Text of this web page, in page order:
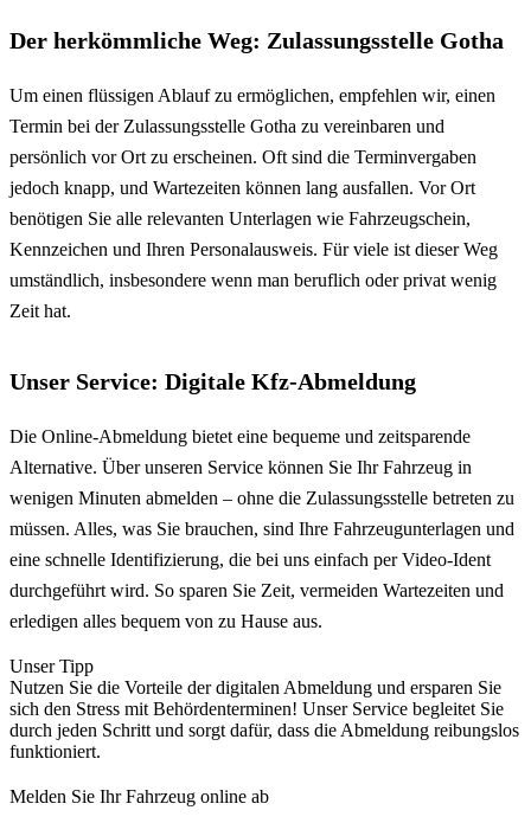
Der herkömmliche Weg: Zulassungsstelle Gotha
Um einen flüssigen Ablauf zu ermöglichen, empfehlen wir, einen
Termin bei der Zulassungsstelle Gotha zu vereinbaren und
persönlich vor Ort zu erscheinen. Oft sind die Terminvergaben
jedoch knapp, und Wartezeiten können lang ausfallen. Vor Ort
benötigen Sie alle relevanten Unterlagen wie Fahrzeugschein,
Kennzeichen und Ihren Personalausweis. Für viele ist dieser Weg
umständlich, insbesondere wenn man beruflich oder privat wenig
Zeit hat.
Unser Service: Digitale Kfz-Abmeldung
Die Online-Abmeldung bietet eine bequeme und zeitsparende
Alternative. Über unseren Service können Sie Ihr Fahrzeug in
wenigen Minuten abmelden – ohne die Zulassungsstelle betreten zu
müssen. Alles, was Sie brauchen, sind Ihre Fahrzeugunterlagen und
eine schnelle Identifizierung, die bei uns einfach per Video-Ident
durchgeführt wird. So sparen Sie Zeit, vermeiden Wartezeiten und
erledigen alles bequem von zu Hause aus.
Unser Tipp
Nutzen Sie die Vorteile der digitalen Abmeldung und ersparen Sie
sich den Stress mit Behördenterminen! Unser Service begleitet Sie
durch jeden Schritt und sorgt dafür, dass die Abmeldung reibungslos
funktioniert.
Melden Sie Ihr Fahrzeug online ab